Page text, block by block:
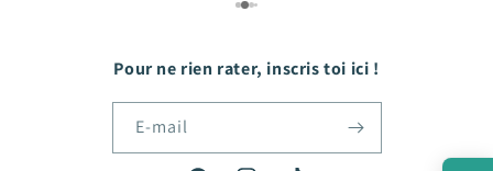
vite! Hâte de passer ma prochaine commande!
Pour ne rien rater, inscris toi ici !
E-mail